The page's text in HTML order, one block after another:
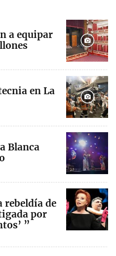
a equipar
en La
Blanca
rebeldía de
por
”